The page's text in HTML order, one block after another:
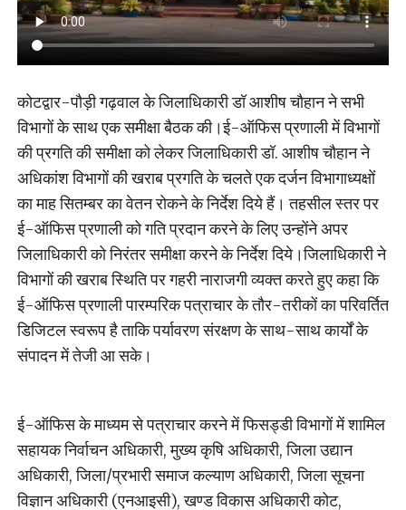
कोटद्वार-पौड़ी गढ़वाल के जिलाधिकारी डॉ आशीष चौहान ने सभी
विभागों के साथ एक समीक्षा बैठक की।ई-ऑफिस प्रणाली में विभागों
की प्रगति की समीक्षा को लेकर जिलाधिकारी डॉ. आशीष चौहान ने
अधिकांश विभागों की खराब प्रगति के चलते एक दर्जन विभागाध्यक्षों
का माह सितम्बर का वेतन रोकने के निर्देश दिये हैं। तहसील स्तर पर
ई-ऑफिस प्रणाली को गति प्रदान करने के लिए उन्होंने अपर
जिलाधिकारी को निरंतर समीक्षा करने के निर्देश दिये।जिलाधिकारी ने
विभागों की खराब स्थिति पर गहरी नाराजगी व्यक्त करते हुए कहा कि
ई-ऑफिस प्रणाली पारम्परिक पत्राचार के तौर-तरीकों का परिवर्तित
डिजिटल स्वरूप है ताकि पर्यावरण संरक्षण के साथ-साथ कार्यों के
संपादन में तेजी आ सके।
ई-ऑफिस के माध्यम से पत्राचार करने में फिसड्डी विभागों में शामिल
सहायक निर्वाचन अधिकारी, मुख्य कृषि अधिकारी, जिला उद्यान
अधिकारी, जिला/प्रभारी समाज कल्याण अधिकारी, जिला सूचना
विज्ञान अधिकारी (एनआइसी), खण्ड विकास अधिकारी कोट,